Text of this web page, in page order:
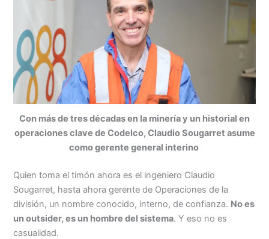
Con más de tres décadas en la minería y un historial en
operaciones clave de Codelco, Claudio Sougarret asume
como gerente general interino
Quien toma el timón ahora es el ingeniero Claudio
Sougarret, hasta ahora gerente de Operaciones de la
división, un nombre conocido, interno, de confianza. No es
un outsider, es un hombre del sistema. Y eso no es
casualidad.